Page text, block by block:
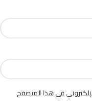
في هذا المتصفح